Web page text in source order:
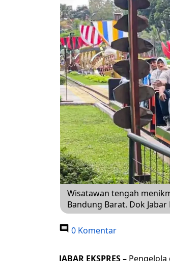
Wisatawan tengah
Bandung Barat. Dok
0 Komentar
JABAR EKSPRES –